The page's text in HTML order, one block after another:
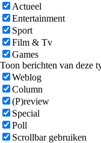
Actueel
Entertainment
Sport
Film & Tv
Games
Toon berichten van deze
Weblog
Column
(P)review
Special
Poll
Scrollbar gebruiken